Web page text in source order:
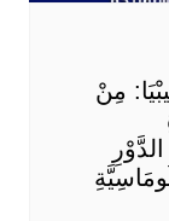
مِنْ